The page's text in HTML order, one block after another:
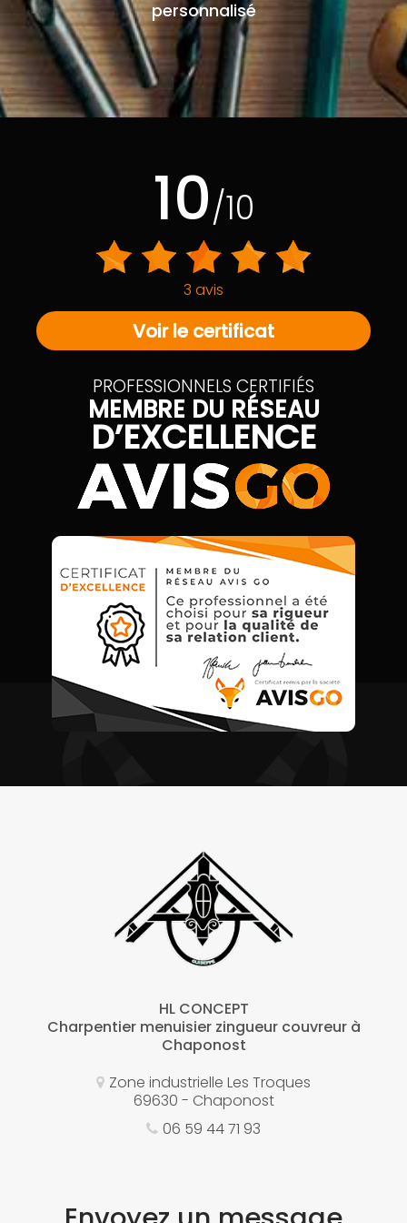
personnalisé
10/10
3 avis
Voir le certificat
PROFESSIONNELS CERTIFIÉS
MEMBRE DU RÉSEAU
D’EXCELLENCE
HL CONCEPT
Charpentier menuisier zingueur couvreur à
Chaponost
Zone industrielle Les Troques
69630 - Chaponost
06 59 44 71 93